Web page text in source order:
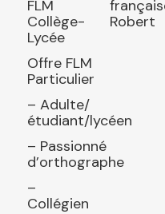
FLM
Collège-
Lycée
Offre FLM
Particulier
– Adulte/
étudiant/lycéen
– Passionné
d’orthographe
–
Collégien
Robert